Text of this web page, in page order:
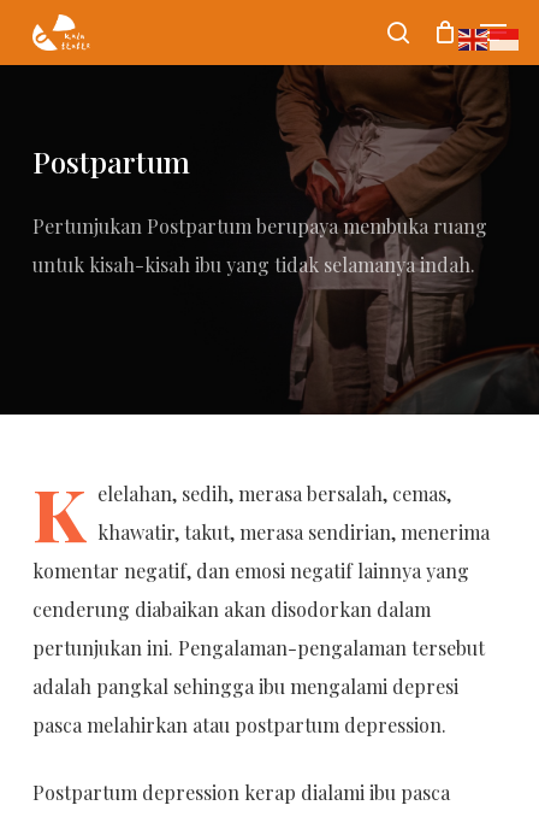
search
Menu
Postpartum
Pertunjukan Postpartum berupaya membuka ruang
untuk kisah-kisah ibu yang tidak selamanya indah.
K elelahan, sedih, merasa bersalah, cemas,
khawatir, takut, merasa sendirian, menerima
komentar negatif, dan emosi negatif lainnya yang
cenderung diabaikan akan disodorkan dalam
pertunjukan ini. Pengalaman-pengalaman tersebut
adalah pangkal sehingga ibu mengalami depresi
pasca melahirkan atau postpartum depression.
Postpartum depression kerap dialami ibu pasca
Menu